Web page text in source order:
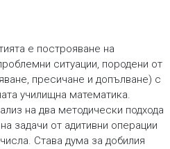
е построяване на
ситуации, породени от
пресичане и допълване) с
училищна математика.
на два методически подхода
задачи от адитивни операции
Става дума за добилия